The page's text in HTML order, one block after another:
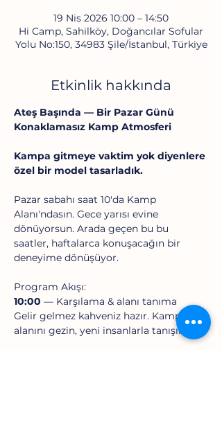
19 Nis 2026 10:00 – 14:50
Hi Camp, Sahilköy, Doğancılar Sofular
Yolu No:150, 34983 Şile/İstanbul, Türkiye
Etkinlik hakkında
Ateş Başında — Bir Pazar Günü
Konaklamasız Kamp Atmosferi
Kampa gitmeye vaktim yok diyenlere
özel bir model tasarladık.
Pazar sabahı saat 10'da Kamp
Alanı'ndasın. Gece yarısı evine
dönüyorsun. Arada geçen bu bu
saatler, haftalarca konuşacağın bir
deneyime dönüşüyor.
Program Akışı:
10:00 — Karşılama & alanı tanıma
Gelir gelmez kahveniz hazır. Kamp
alanını gezin, yeni insanlarla tanışın.